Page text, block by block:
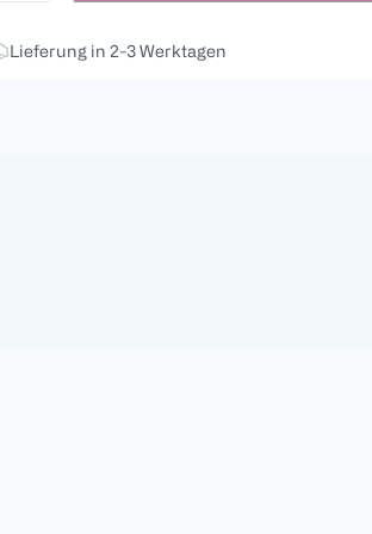
Lieferung in 2-3 Werktagen